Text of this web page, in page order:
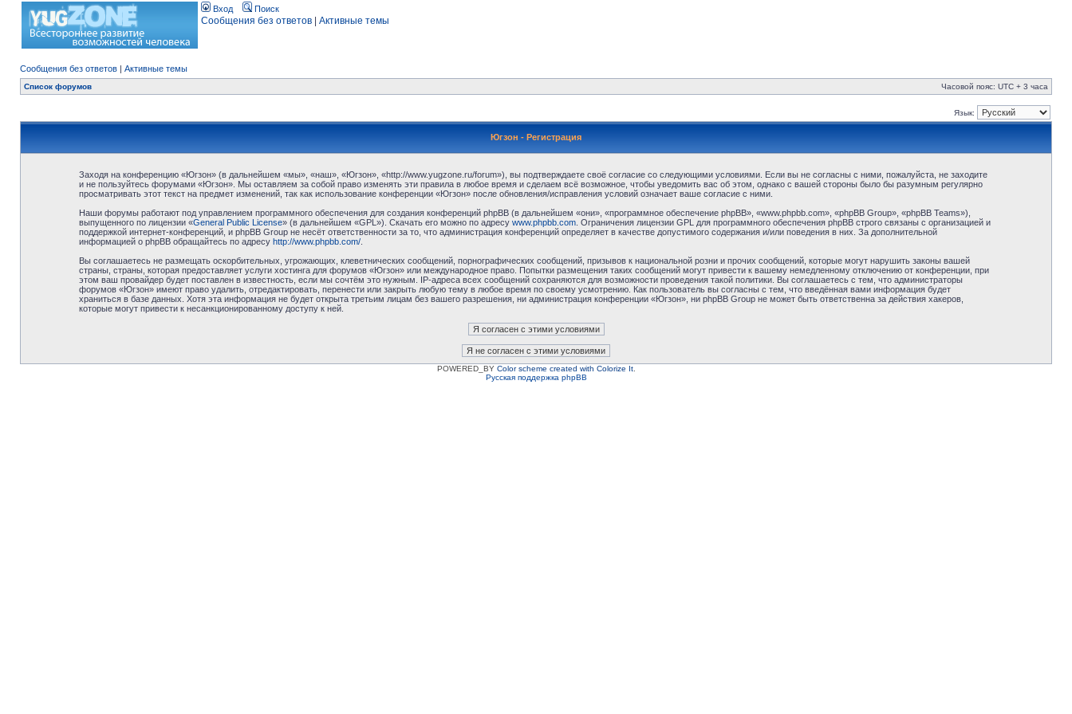
Вход Поиск
Сообщения без ответов Активные темы
Сообщения без ответов | Активные темы
Список форумов Часовой пояс: UTC + 3 часа
Язык:
Югзон - Регистрация
Заходя на конференцию «Югзон» (в дальнейшем «мы», «наш», «Югзон», «http://www.yugzone.ru/forum»), вы подтверждаете своё согласие со следующими условиями. Если вы не согласны с ними, пожалуйста, не заходите
и не пользуйтесь форумами «Югзон». Мы оставляем за собой право изменять эти правила в любое время и сделаем всё возможное, чтобы уведомить вас об этом, однако с вашей стороны было бы разумным регулярно
просматривать этот текст на предмет изменений, так как использование конференции «Югзон» после обновления/исправления условий означает ваше согласие с ними.
Наши форумы работают под управлением программного обеспечения для создания конференций phpBB (в дальнейшем «они», «программное обеспечение phpBB», «www.phpbb.com», «phpBB Group», «phpBB Teams»),
выпущенного по лицензии «General Public License» (в дальнейшем «GPL»). Скачать его можно по адресу www.phpbb.com. Ограничения лицензии GPL для программного обеспечения phpBB строго связаны с организацией и
поддержкой интернет-конференций, и phpBB Group не несёт ответственности за то, что администрация конференций определяет в качестве допустимого содержания и/или поведения в них. За дополнительной
информацией о phpBB обращайтесь по адресу http://www.phpbb.com/.
Вы соглашаетесь не размещать оскорбительных, угрожающих, клеветнических сообщений, порнографических сообщений, призывов к национальной розни и прочих сообщений, которые могут нарушить законы вашей
страны, страны, которая предоставляет услуги хостинга для форумов «Югзон» или международное право. Попытки размещения таких сообщений могут привести к вашему немедленному отключению от конференции, при
этом ваш провайдер будет поставлен в известность, если мы сочтём это нужным. IP-адреса всех сообщений сохраняются для возможности проведения такой политики. Вы соглашаетесь с тем, что администраторы
форумов «Югзон» имеют право удалить, отредактировать, перенести или закрыть любую тему в любое время по своему усмотрению. Как пользователь вы согласны с тем, что введённая вами информация будет
храниться в базе данных. Хотя эта информация не будет открыта третьим лицам без вашего разрешения, ни администрация конференции «Югзон», ни phpBB Group не может быть ответственна за действия хакеров,
которые могут привести к несанкционированному доступу к ней.
POWERED_BY Color scheme created with Colorize It.
Русская поддержка phpBB